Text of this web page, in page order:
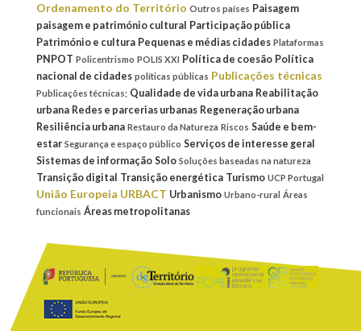
Ordenamento do Território Outros países Paisagem
paisagem e património cultural Participação pública
Património e cultura Pequenas e médias cidades Plataformas
PNPOT Policentrismo POLIS XXI Política de coesão Política
nacional de cidades políticas públicas Publicações técnicas
Publicações técnicas; Qualidade de vida urbana Reabilitação
urbana Redes e parcerias urbanas Regeneração urbana
Resiliência urbana Restauro da Natureza Riscos Saúde e bem-
estar Segurança e espaço público Serviços de interesse geral
Sistemas de informação Solo Soluções baseadas na natureza
Transição digital Transição energética Turismo UCP Portugal
União Europeia URBACT Urbanismo Urbano-rural Áreas
funcionais Áreas metropolitanas